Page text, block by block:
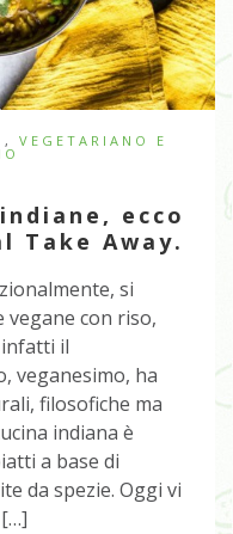
, VEGETARIANO E
ecco
Take Away.
si
con riso,
il
veganesimo, ha
filosofiche ma
indiana è
a base di
da spezie. Oggi vi